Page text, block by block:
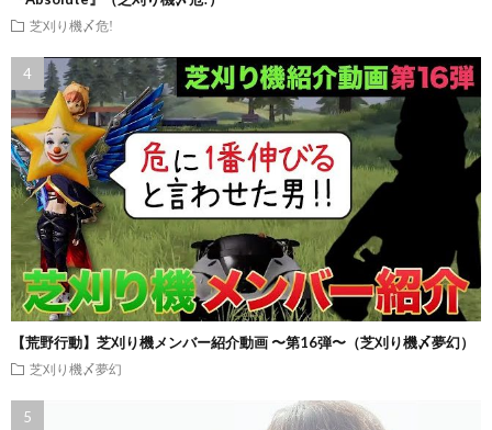
芝刈り機〆危!
【荒野行動】芝刈り機メンバー紹介動画 〜第16弾〜（芝刈り機〆夢幻）
芝刈り機〆夢幻